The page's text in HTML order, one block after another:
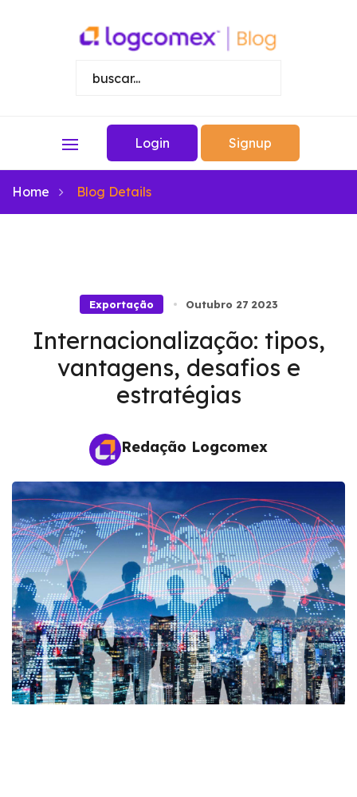
Login Signup
Home Blog Details
Exportação Outubro 27 2023
Internacionalização: tipos,
vantagens, desafios e
estratégias
Redação Logcomex